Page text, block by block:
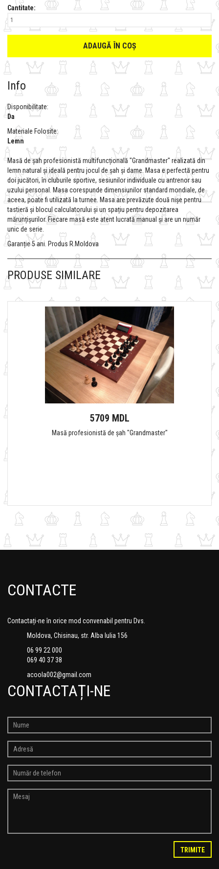
Cantitate:
ADAUGĂ ÎN COȘ
Info
Disponibilitate:
Da
Materiale Folosite:
Lemn
Masă de șah profesionistă multifuncțională "Grandmaster" realizată din
lemn natural și ideală pentru jocul de șah și dame. Masa e perfectă pentru
doi jucători, în cluburile sportive, sesiunilor individuale cu antrenor sau
uzului personal. Masa corespunde dimensiunilor standard mondiale, de
aceea, poate fi utilizată la turnee. Masa are prevăzute două nișe pentru
tastieră și blocul calculatorului și un spațiu pentru depozitarea
mărunțișurilor. Fiecare masă este atent lucrată manual și are un număr
unic de serie.
Garanție 5 ani. Produs R.Moldova
PRODUSE SIMILARE
5709 MDL
Masă profesionistă de șah "Grandmaster"
CONTACTE
Contactați-ne în orice mod convenabil pentru Dvs.
Moldova, Chisinau, str. Alba Iulia 156
06 99 22 000
069 40 37 38
acoola002@gmail.com
CONTACTAȚI-NE
TRIMITE